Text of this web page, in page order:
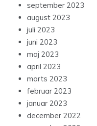
september 2023
august 2023
juli 2023
juni 2023
maj 2023
april 2023
marts 2023
februar 2023
januar 2023
december 2022